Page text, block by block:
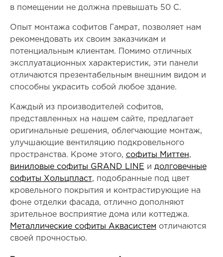
в помещении не должна превышать 50 С.
Опыт монтажа софитов Гамрат, позволяет нам
рекомендовать их своим заказчикам и
потенциальным клиентам. Помимо отличных
эксплуатационных характеристик, эти панели
отличаются презентабельным внешним видом и
способны украсить собой любое здание.
Каждый из производителей софитов,
представленных на нашем сайте, предлагает
оригинальные решения, облегчающие монтаж,
улучшающие вентиляцию подкровельного
пространства. Кроме этого, софиты Миттен,
виниловые софиты GRAND LINE и долговечные
софиты Хольцпласт, подобранные под цвет
кровельного покрытия и контрастирующие на
фоне отделки фасада, отлично дополняют
зрительное восприятие дома или коттеджа.
Металлические софиты Аквасистем отличаются
своей прочностью.